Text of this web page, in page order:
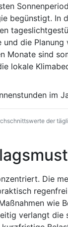
begünstigt. In
die
Monate sind
lokale
der
Die
wie
verlangt